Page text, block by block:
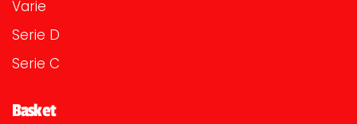
Varie
Serie D
Serie C
Basket